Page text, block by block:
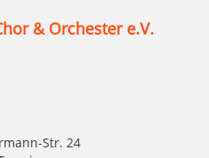
& Orchester e.V.
Str. 24